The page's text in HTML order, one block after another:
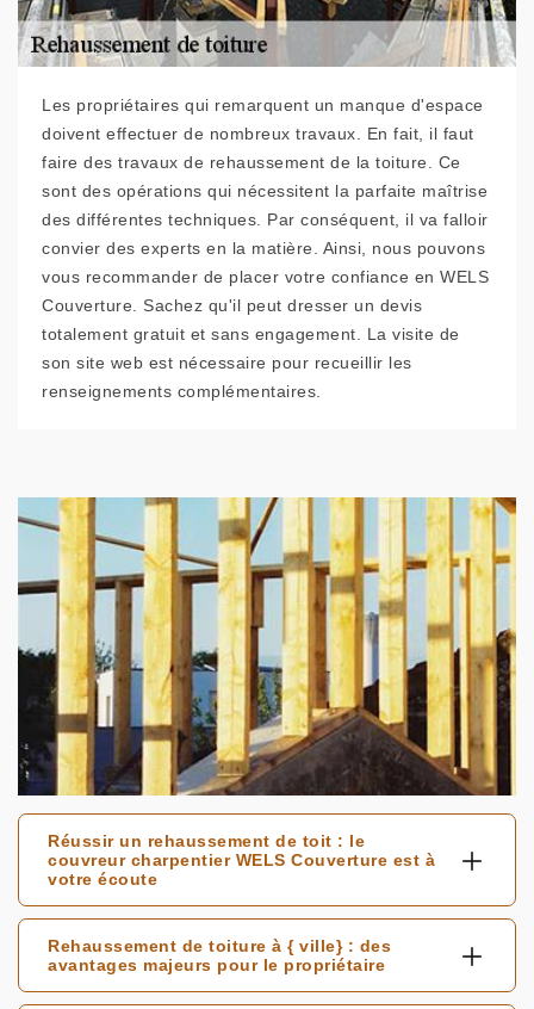
Les propriétaires qui remarquent un manque d'espace
doivent effectuer de nombreux travaux. En fait, il faut
faire des travaux de rehaussement de la toiture. Ce
sont des opérations qui nécessitent la parfaite maîtrise
des différentes techniques. Par conséquent, il va falloir
convier des experts en la matière. Ainsi, nous pouvons
vous recommander de placer votre confiance en WELS
Couverture. Sachez qu'il peut dresser un devis
totalement gratuit et sans engagement. La visite de
son site web est nécessaire pour recueillir les
renseignements complémentaires.
Réussir un rehaussement de toit : le
couvreur charpentier WELS Couverture est à
votre écoute
Rehaussement de toiture à { ville} : des
avantages majeurs pour le propriétaire